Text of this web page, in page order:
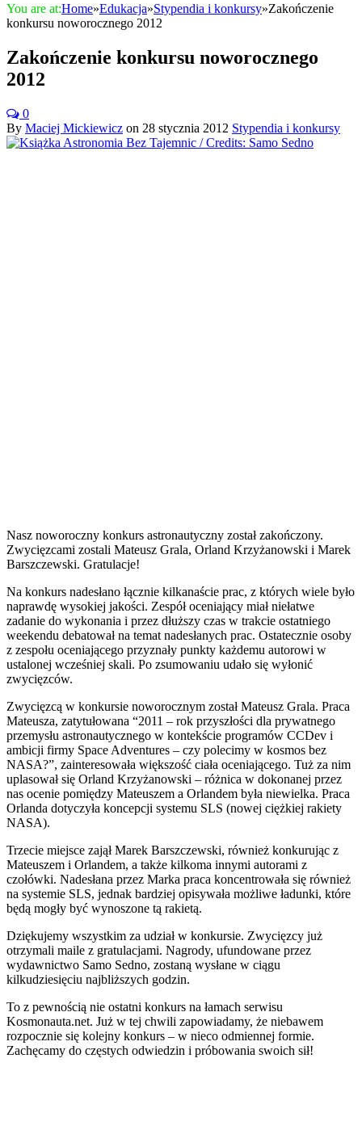
You are at:Home»Edukacja»Stypendia i konkursy»Zakończenie
konkursu noworocznego 2012
Zakończenie konkursu noworocznego
2012
0
By Maciej Mickiewicz on 28 stycznia 2012 Stypendia i konkursy
Nasz noworoczny konkurs astronautyczny został zakończony.
Zwycięzcami zostali Mateusz Grala, Orland Krzyżanowski i Marek
Barszczewski. Gratulacje!
Na konkurs nadesłano łącznie kilkanaście prac, z których wiele było
naprawdę wysokiej jakości. Zespół oceniający miał niełatwe
zadanie do wykonania i przez dłuższy czas w trakcie ostatniego
weekendu debatował na temat nadesłanych prac. Ostatecznie osoby
z zespołu oceniającego przyznały punkty każdemu autorowi w
ustalonej wcześniej skali. Po zsumowaniu udało się wyłonić
zwycięzców.
Zwycięzcą w konkursie noworocznym został Mateusz Grala. Praca
Mateusza, zatytułowana “2011 – rok przyszłości dla prywatnego
przemysłu astronautycznego w kontekście programów CCDev i
ambicji firmy Space Adventures – czy polecimy w kosmos bez
NASA?”, zainteresowała większość ciała oceniającego. Tuż za nim
uplasował się Orland Krzyżanowski – różnica w dokonanej przez
nas ocenie pomiędzy Mateuszem a Orlandem była niewielka. Praca
Orlanda dotyczyła koncepcji systemu SLS (nowej ciężkiej rakiety
NASA).
Trzecie miejsce zajął Marek Barszczewski, również konkurując z
Mateuszem i Orlandem, a także kilkoma innymi autorami z
czołówki. Nadesłana przez Marka praca koncentrowała się również
na systemie SLS, jednak bardziej opisywała możliwe ładunki, które
będą mogły być wynoszone tą rakietą.
Dziękujemy wszystkim za udział w konkursie. Zwycięzcy już
otrzymali maile z gratulacjami. Nagrody, ufundowane przez
wydawnictwo Samo Sedno, zostaną wysłane w ciągu
kilkudziesięciu najbliższych godzin.
To z pewnością nie ostatni konkurs na łamach serwisu
Kosmonauta.net. Już w tej chwili zapowiadamy, że niebawem
rozpocznie się kolejny konkurs – w nieco odmiennej formie.
Zachęcamy do częstych odwiedzin i próbowania swoich sił!